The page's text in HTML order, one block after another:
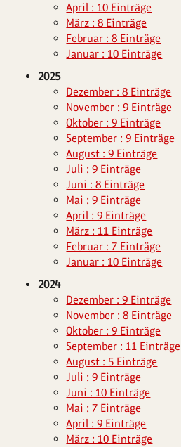
April : 10 Einträge
März : 8 Einträge
Februar : 8 Einträge
Januar : 10 Einträge
2025
Dezember : 8 Einträge
November : 9 Einträge
Oktober : 9 Einträge
September : 9 Einträge
August : 9 Einträge
Juli : 9 Einträge
Juni : 8 Einträge
Mai : 9 Einträge
April : 9 Einträge
März : 11 Einträge
Februar : 7 Einträge
Januar : 10 Einträge
2024
Dezember : 9 Einträge
November : 8 Einträge
Oktober : 9 Einträge
September : 11 Einträge
August : 5 Einträge
Juli : 9 Einträge
Juni : 10 Einträge
Mai : 7 Einträge
April : 9 Einträge
März : 10 Einträge